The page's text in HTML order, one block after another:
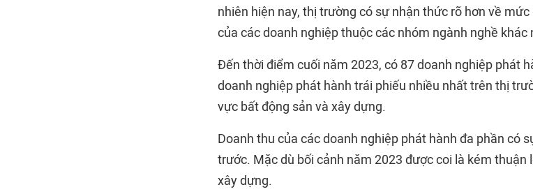
nhiên hiện nay, thị trường có sự nhận thức rõ hơn về
của các doanh nghiệp thuộc các nhóm ngành nghề khác
Đến thời điểm cuối năm 2023, có 87 doanh nghiệp phát
doanh nghiệp phát hành trái phiếu nhiều nhất trên thị
vực bất động sản và xây dựng.
Doanh thu của các doanh nghiệp phát hành đa phần có
trước. Mặc dù bối cảnh năm 2023 được coi là kém thuận
xây dựng.